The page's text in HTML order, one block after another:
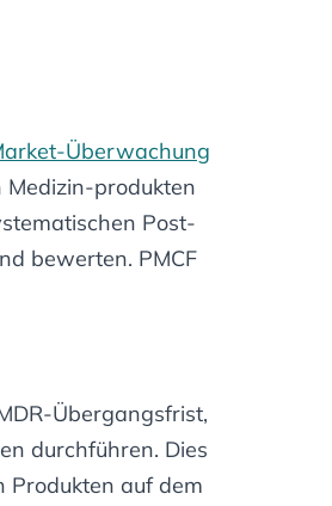
Überwachung
produkten
Post-
bewerten. PMCF
Übergangsfrist,
durchführen. Dies
Produkten auf dem